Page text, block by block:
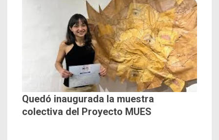
Quedó inaugurada la muestra
colectiva del Proyecto MUES